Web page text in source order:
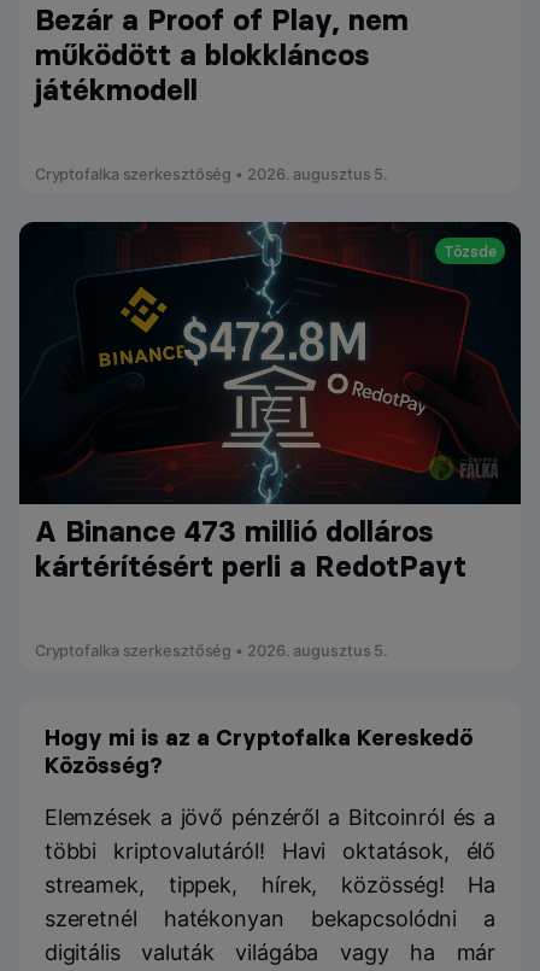
Bezár a Proof of Play, nem
működött a blokkláncos
játékmodell
Cryptofalka szerkesztőség • 2026. augusztus 5.
Tőzsde
A Binance 473 millió dolláros
kártérítésért perli a RedotPayt
Cryptofalka szerkesztőség • 2026. augusztus 5.
Hogy mi is az a Cryptofalka Kereskedő
Közösség?
Elemzések a jövő pénzéről a Bitcoinról és a
többi kriptovalutáról! Havi oktatások, élő
streamek, tippek, hírek, közösség! Ha
szeretnél hatékonyan bekapcsolódni a
digitális valuták világába vagy ha már